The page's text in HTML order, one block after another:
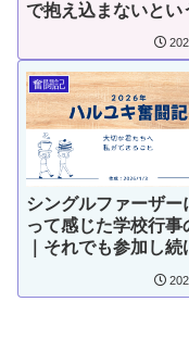
で抱え込まないとい
奮闘記
シングルファーザー
って感じた学校行事
｜それでも参加し続